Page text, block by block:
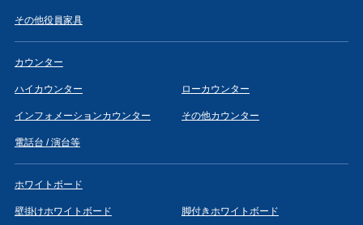
その他役員家具
カウンター
ハイカウンター ローカウンター
インフォメーションカウンター その他カウンター
電話台 / 演台等
ホワイトボード
壁掛けホワイトボード 脚付きホワイトボード